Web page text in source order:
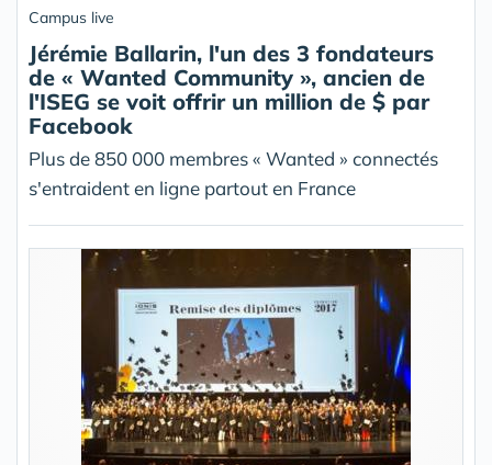
Campus live
Jérémie Ballarin, l'un des 3 fondateurs
de « Wanted Community », ancien de
l'ISEG se voit offrir un million de $ par
Facebook
Plus de 850 000 membres « Wanted » connectés
s'entraident en ligne partout en France